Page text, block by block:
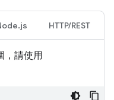
HTTP/REST
，請使用